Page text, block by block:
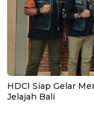
HDCI Siap Gelar
Jelajah Bali